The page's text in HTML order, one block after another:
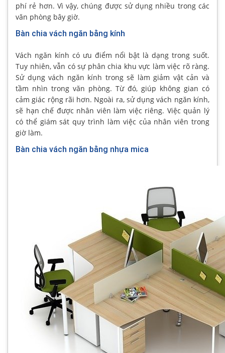
phí rẻ hơn. Vì vậy, chúng được sử dụng nhiều trong các
văn phòng bây giờ.
Bàn chia vách ngăn bằng kính
Vách ngăn kính có ưu điểm nổi bật là dạng trong suốt.
Tuy nhiên, vẫn có sự phân chia khu vực làm việc rõ ràng.
Sử dụng vách ngăn kính trong sẽ làm giảm vật cản và
tầm nhìn trong văn phòng. Từ đó, giúp không gian có
cảm giác rộng rãi hơn. Ngoài ra, sử dụng vách ngăn kính,
sẽ hạn chế được nhân viên làm việc riêng. Việc quản lý
có thể giám sát quy trình làm việc của nhân viên trong
giờ làm.
Bàn chia vách ngăn bằng nhựa mica